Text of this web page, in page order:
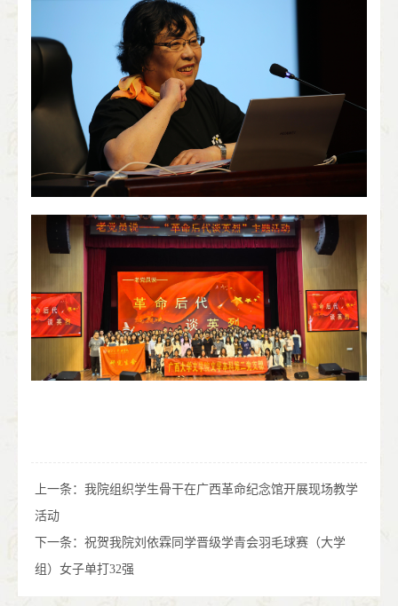
上一条： 我院组织学生骨干在广西革命纪念馆开展现场教学
活动
下一条： 祝贺我院刘依霖同学晋级学青会羽毛球赛（大学
组）女子单打32强